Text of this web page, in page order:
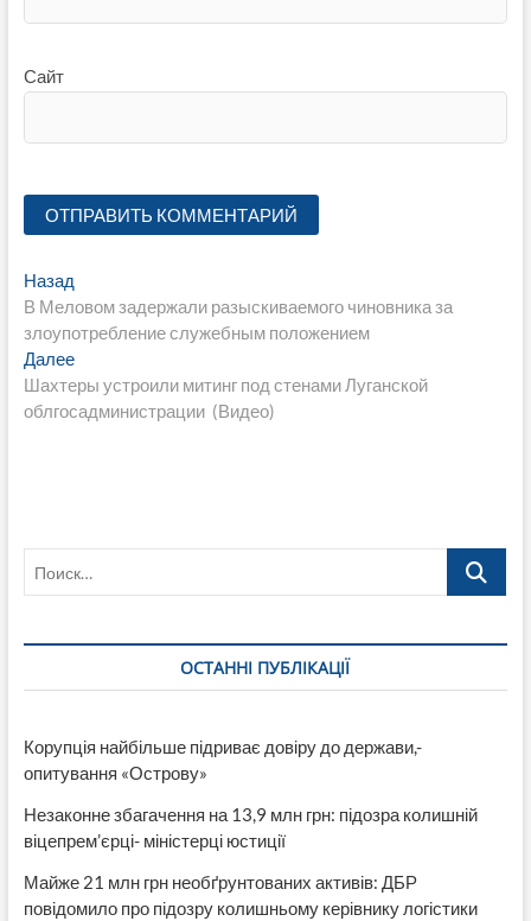
Сайт
Навигация
по
записям
НазадПредыдущая
запись:
В Меловом задержали разыскиваемого чиновника за
злоупотребление служебным положением
ДалееСледующая
запись:
Шахтеры устроили митинг под стенами Луганской
облгосадминистрации (Видео)
Поиск…
ОСТАННІ ПУБЛІКАЦІЇ
Корупція найбільше підриває довіру до держави,-
опитування «Острову»
Незаконне збагачення на 13,9 млн грн: підозра колишній
віцепрем’єрці- міністерці юстиції
Майже 21 млн грн необґрунтованих активів: ДБР
повідомило про підозру колишньому керівнику логістики